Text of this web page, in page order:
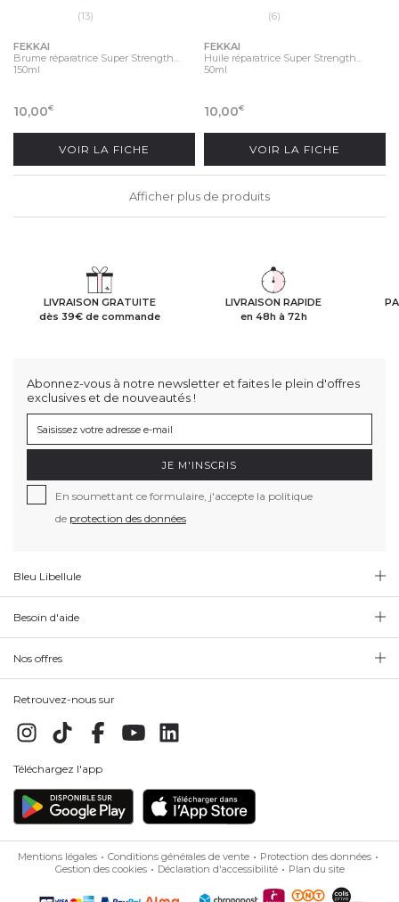
(13)
FEKKAI
Brume réparatrice Super Strength...
150ml
10,00€
VOIR LA FICHE
(6)
FEKKAI
Huile réparatrice Super Strength...
50ml
10,00€
VOIR LA FICHE
Afficher plus de produits
LIVRAISON GRATUITE
dès 39€ de commande
LIVRAISON RAPIDE
en 48h à 72h
Abonnez-vous à notre newsletter et faites le plein d'offres
exclusives et de nouveautés !
JE M'INSCRIS
En soumettant ce formulaire, j'accepte la politique
de protection des données
Bleu Libellule
Besoin d'aide
Nos offres
Retrouvez-nous sur
Téléchargez l'app
Mentions légales Conditions générales de vente
Protection des données
Gestion des cookies
Déclaration d'accessibilité Plan du site